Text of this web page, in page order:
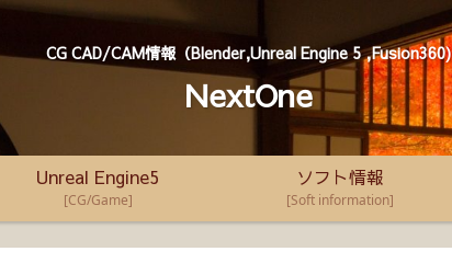
CG CAD/CAM情報（Blender,Unreal Engine 5 ,Fusion360)
NextOne
Unreal Engine5
[CG/Game]
ソフト情報
[Soft information]